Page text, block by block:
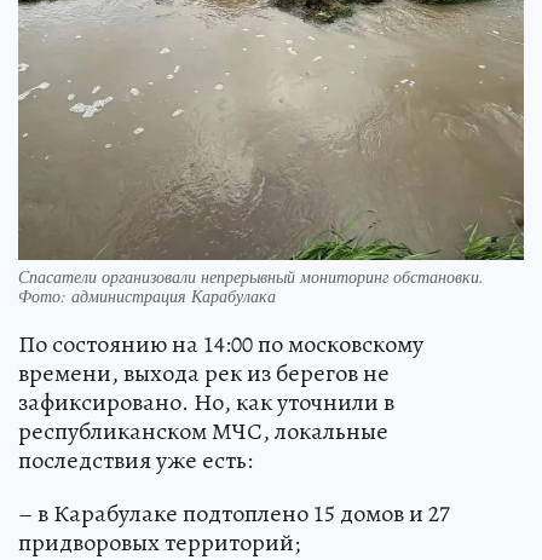
Спасатели организовали непрерывный мониторинг обстановки.
Фото: администрация Карабулака
По состоянию на 14:00 по московскому
времени, выхода рек из берегов не
зафиксировано. Но, как уточнили в
республиканском МЧС, локальные
последствия уже есть:
– в Карабулаке подтоплено 15 домов и 27
придворовых территорий;